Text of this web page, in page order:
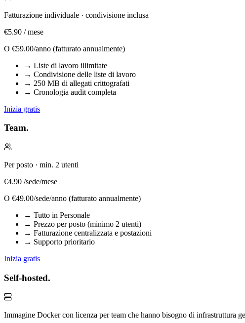
Fatturazione individuale · condivisione inclusa
€5.90 / mese
O €59.00/anno (fatturato annualmente)
→ Liste di lavoro illimitate
→ Condivisione delle liste di lavoro
→ 250 MB di allegati crittografati
→ Cronologia audit completa
Inizia gratis
Team.
Per posto · min. 2 utenti
€4.90 /sede/mese
O €49.00/sede/anno (fatturato annualmente)
→ Tutto in Personale
→ Prezzo per posto (minimo 2 utenti)
→ Fatturazione centralizzata e postazioni
→ Supporto prioritario
Inizia gratis
Self-hosted.
Immagine Docker con licenza per team che hanno bisogno di infrastruttura